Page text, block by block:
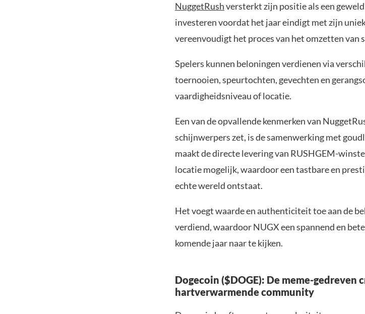
NuggetRushversterkt zijn positie als een
investeren voordat het jaar eindigt met zijn
vereenvoudigt het proces van het omzetten van
Spelers kunnen beloningen verdienen via
toernooien, speurtochten, gevechten en
vaardigheidsniveau of locatie.
Een van de opvallende kenmerken van
schijnwerpers zet, is de samenwerking met
maakt de directe levering van RUSHGEM-
locatie mogelijk, waardoor een tastbare en
echte wereld ontstaat.
Het voegt waarde en authenticiteit toe aan de
verdiend, waardoor NUGX een spannend en
komende jaar naar te kijken.
Dogecoin ($DOGE): De meme-gedreven
hartverwarmende community